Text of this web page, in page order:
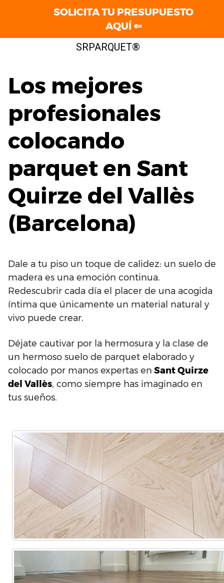
SRPARQUET®
Los mejores
profesionales
colocando
parquet en Sant
Quirze del Vallès
(Barcelona)
Dale a tu piso un toque de calidez: un suelo de
madera es una emoción continua.
Redescubrir cada día el placer de una acogida
íntima que únicamente un material natural y
vivo puede crear.
Déjate cautivar por la hermosura y la clase de
un hermoso suelo de parquet elaborado y
colocado por manos expertas en Sant Quirze
del Vallès, como siempre has imaginado en
tus sueños.
SOLICITA TU PRESUPUESTO
AQUÍ ⇐